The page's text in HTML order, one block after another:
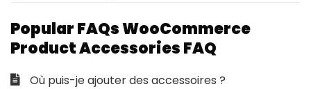
Popular FAQs WooCommerce
Product Accessories FAQ
Où puis-je ajouter des accessoires ?